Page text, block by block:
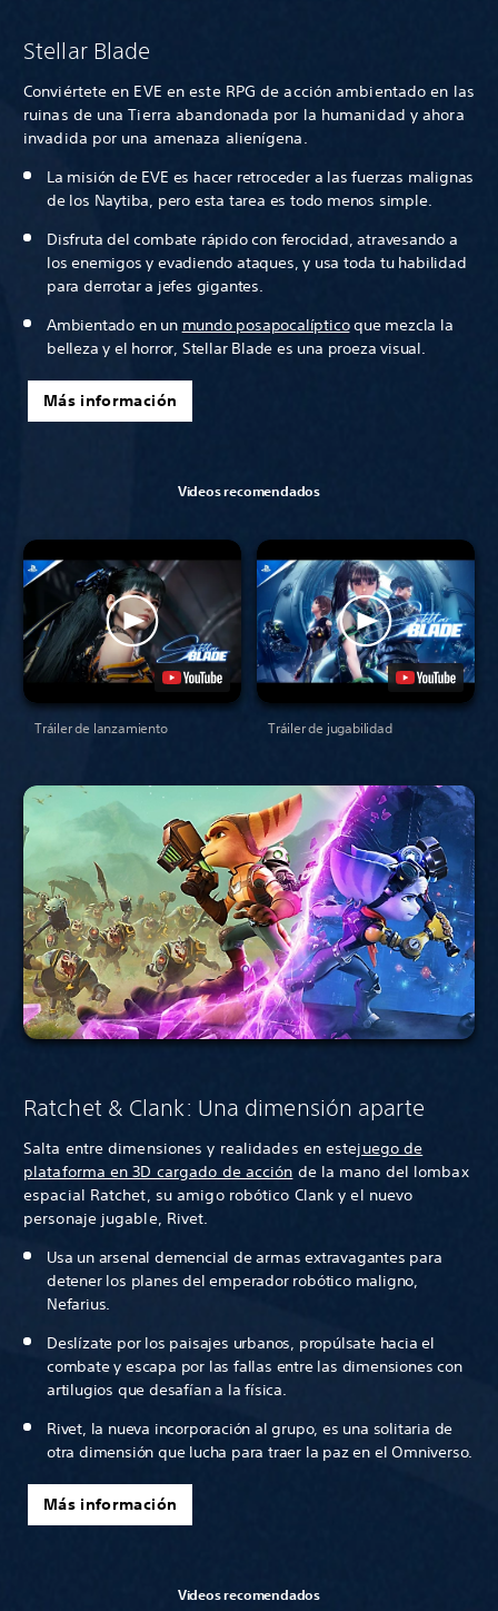
Stellar Blade
Conviértete en EVE en este RPG de acción ambientado en las
ruinas de una Tierra abandonada por la humanidad y ahora
invadida por una amenaza alienígena.
La misión de EVE es hacer retroceder a las fuerzas malignas
de los Naytiba, pero esta tarea es todo menos simple.
Disfruta del combate rápido con ferocidad, atravesando a
los enemigos y evadiendo ataques, y usa toda tu habilidad
para derrotar a jefes gigantes.
Ambientado en un mundo posapocalípticoque mezcla la
belleza y el horror, Stellar Blade es una proeza visual.
Más información
Videos recomendados
Tráiler de lanzamiento Tráiler de jugabilidad
Ratchet & Clank: Una dimensión aparte
Salta entre dimensiones y realidades en estejuego de
plataforma en 3D cargado de acción de la mano del lombax
espacial Ratchet, su amigo robótico Clank y el nuevo
personaje jugable, Rivet.
Usa un arsenal demencial de armas extravagantes para
detener los planes del emperador robótico maligno,
Nefarius.
Deslízate por los paisajes urbanos, propúlsate hacia el
combate y escapa por las fallas entre las dimensiones con
artilugios que desafían a la física.
Rivet, la nueva incorporación al grupo, es una solitaria de
otra dimensión que lucha para traer la paz en el Omniverso.
Más información
Videos recomendados